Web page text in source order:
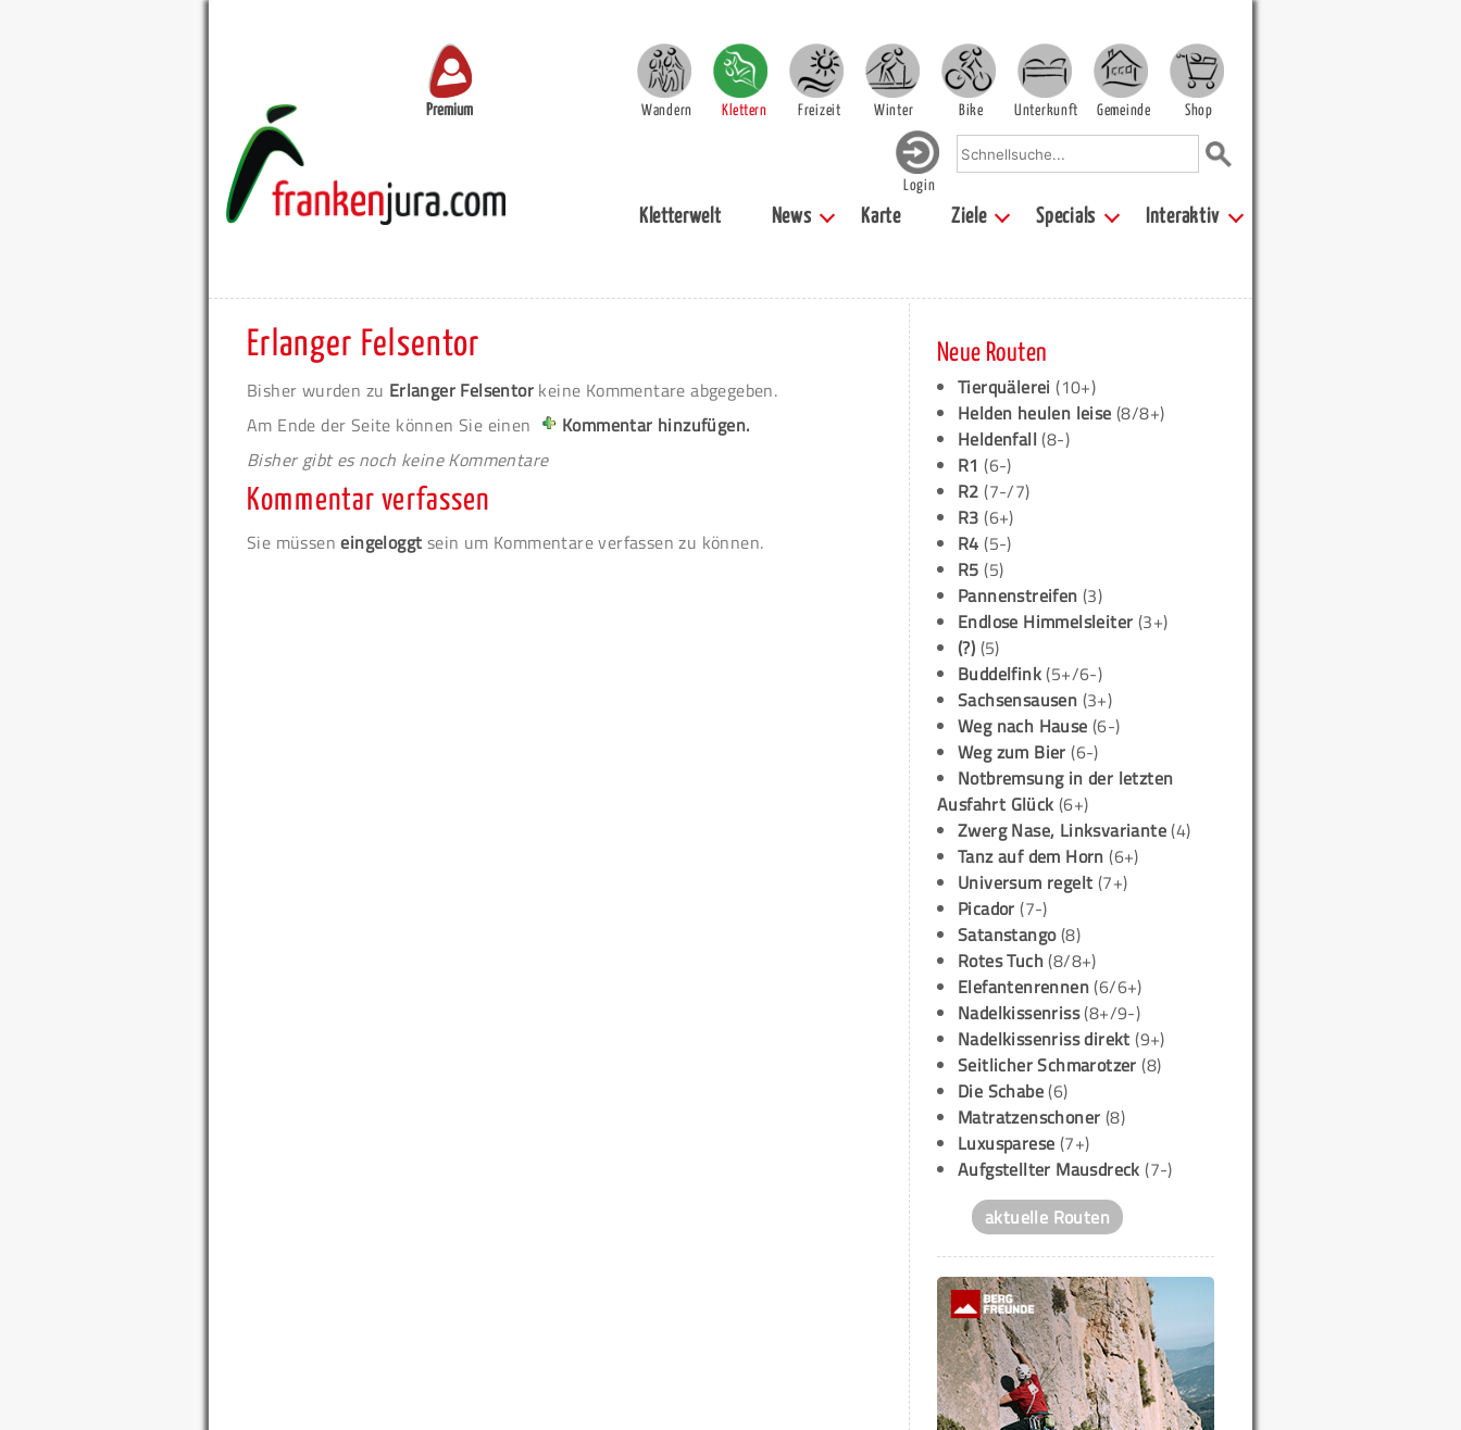
Premium Wandern Klettern Freizeit Winter Bike Unterkunft Gemeinde Shop
Login
Kletterwelt News Karte Ziele Specials Interaktiv
Erlanger Felsentor
Bisher wurden zu Erlanger Felsentor keine Kommentare abgegeben.
Am Ende der Seite können Sie einen
Kommentar hinzufügen.
Bisher gibt es noch keine Kommentare
Kommentar verfassen
Sie müsseneingeloggt sein um Kommentare verfassen zu können.
Neue Routen
Tierquälerei (10+)
Helden heulen leise(8/8+)
Heldenfall(8-)
R1 (6-)
R2 (7-/7)
R3 (6+)
R4 (5-)
R5 (5)
Pannenstreifen (3)
Endlose Himmelsleiter (3+)
(?) (5)
Buddelfink(5+/6-)
Sachsensausen (3+)
Weg nach Hause (6-)
Weg zum Bier (6-)
Notbremsung in der letzten
Ausfahrt Glück (6+)
Zwerg Nase, Linksvariante(4)
Tanz auf dem Horn (6+)
Universum regelt (7+)
Picador (7-)
Satanstango(8)
Rotes Tuch(8/8+)
Elefantenrennen(6/6+)
Nadelkissenriss(8+/9-)
Nadelkissenriss direkt (9+)
Seitlicher Schmarotzer (8)
Die Schabe(6)
Matratzenschoner (8)
Luxusparese (7+)
Aufgstellter Mausdreck (7-)
aktuelle Routen